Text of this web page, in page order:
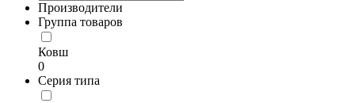
Производители
Группа товаров
Ковш
0
Серия типа